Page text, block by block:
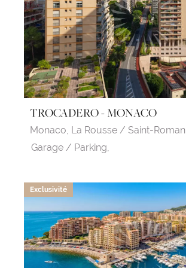
TROCADERO - MONACO
Monaco, La Rousse / Saint-Roman
Garage / Parking,
Exclusivité